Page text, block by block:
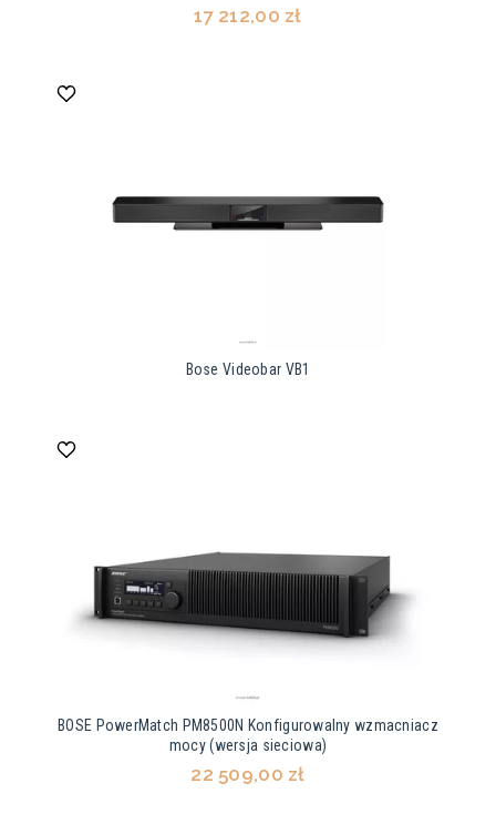
17 212,00 zł
Bose Videobar VB1
BOSE PowerMatch PM8500N Konfigurowalny wzmacniacz
mocy (wersja sieciowa)
22 509,00 zł